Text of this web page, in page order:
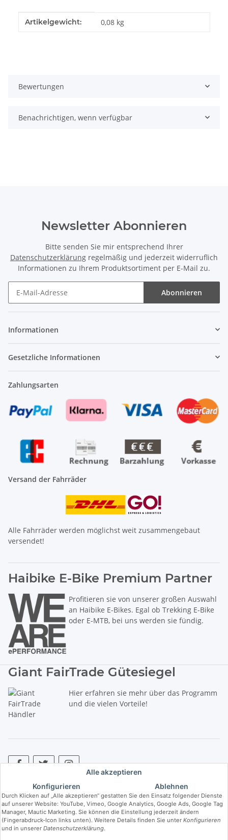
Alle akzeptieren
Konfigurieren
Ablehnen
Durch Klicken auf „Alle akzeptieren“ gestatten Sie den Einsatz folgender Dienste
auf unserer Website: YouTube, Vimeo, Google Analytics, Google Ads, Google Tag
Manager, Mautic Marketing. Sie können die Einstellung jederzeit ändern
(Fingerabdruck-Icon links unten). Weitere Details finden Sie unter Konfigurieren
und in unserer Datenschutzerklärung.
Produkteigenschaft
Wert
Artikelgewicht: 0,08 kg
Bewertungen
Benachrichtigen, wenn verfügbar
Newsletter Abonnieren
Bitte senden Sie mir entsprechend Ihrer
Datenschutzerklärung regelmäßig und jederzeit widerruflich
Informationen zu Ihrem Produktsortiment per E-Mail zu.
Abonnieren
Informationen
Gesetzliche Informationen
Zahlungsarten
Versand der Fahrräder
Alle Fahrräder werden möglichst weit zusammengebaut
versendet!
Haibike E-Bike Premium Partner
Profitieren sie von unserer großen Auswahl
an Haibike E-Bikes. Egal ob Trekking E-Bike
oder E-MTB, bei uns werden sie fündig.
Giant FairTrade Gütesiegel
Hier erfahren sie mehr über das Programm
und die vielen Vorteile!
* Alle Preise inkl. gesetzlicher USt., zzgl.
. ** Hierbei handelt es
sich um die unverbindliche Preisempfehlung des Herstellers (kurz UVP).
© Copyright © 2017 bis 2025 bike-store de Vertriebs GmbH - Der Radladen
& E-Bike Speziallist aus Haßfurt. Wir führen die Brands Haibike, Cube,